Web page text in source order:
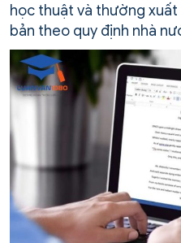
học thuật và thường
bản theo quy định nhà